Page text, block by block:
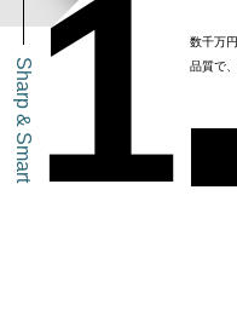
1
Sharp & Smart
数千万
品質で